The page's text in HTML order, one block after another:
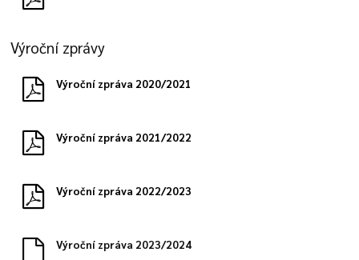
Výroční zprávy
Výroční zpráva 2020/2021
Výroční zpráva 2021/2022
Výroční zpráva 2022/2023
Výroční zpráva 2023/2024